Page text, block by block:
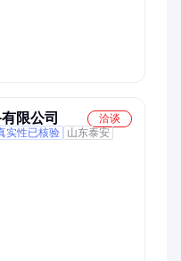
限公司
洽谈
实性已核验
山东泰安